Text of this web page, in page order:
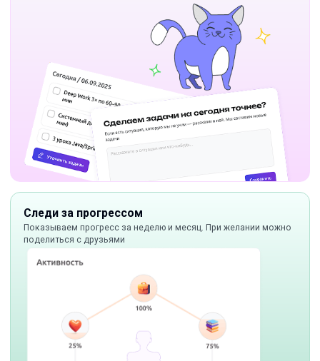
Следи за прогрессом
Показываем прогресс за неделю и месяц. При желании можно
поделиться с друзьями